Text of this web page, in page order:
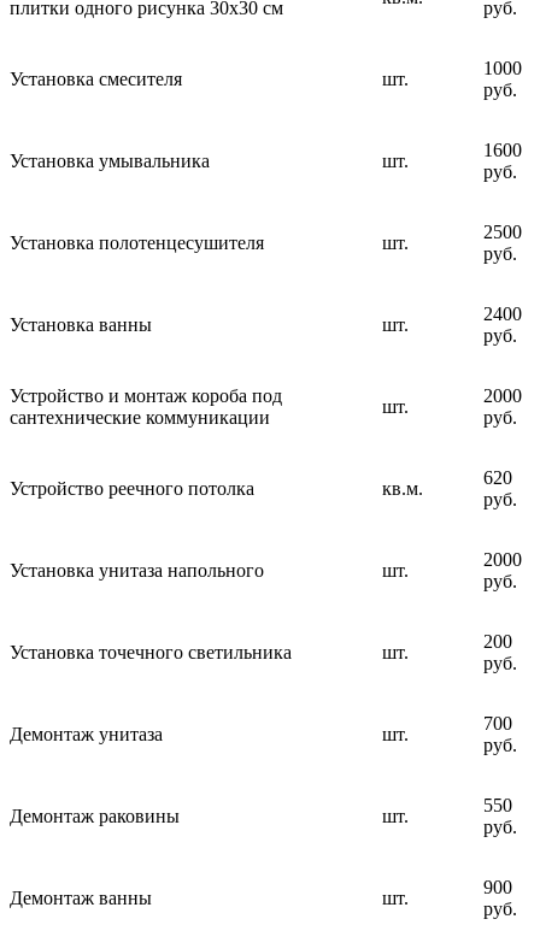
плитки одного рисунка 30х30 см руб.
Установка смесителя шт.
1000
руб.
Установка умывальника шт.
1600
руб.
Установка полотенцесушителя шт.
2500
руб.
Установка ванны шт.
2400
руб.
Устройство и монтаж короба под
сантехнические коммуникации
шт.
2000
руб.
Устройство реечного потолка кв.м.
620
руб.
Установка унитаза напольного шт.
2000
руб.
Установка точечного светильника шт.
200
руб.
Демонтаж унитаза шт.
700
руб.
Демонтаж раковины шт.
550
руб.
Демонтаж ванны шт.
900
руб.